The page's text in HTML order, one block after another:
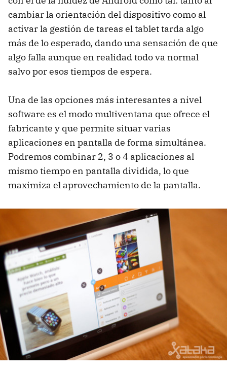
cambiar la orientación del dispositivo como al
activar la gestión de tareas el tablet tarda algo
más de lo esperado, dando una sensación de que
algo falla aunque en realidad todo va normal
salvo por esos tiempos de espera.
Una de las opciones más interesantes a nivel
software es el modo multiventana que ofrece el
fabricante y que permite situar varias
aplicaciones en pantalla de forma simultánea.
Podremos combinar 2, 3 o 4 aplicaciones al
mismo tiempo en pantalla dividida, lo que
maximiza el aprovechamiento de la pantalla.